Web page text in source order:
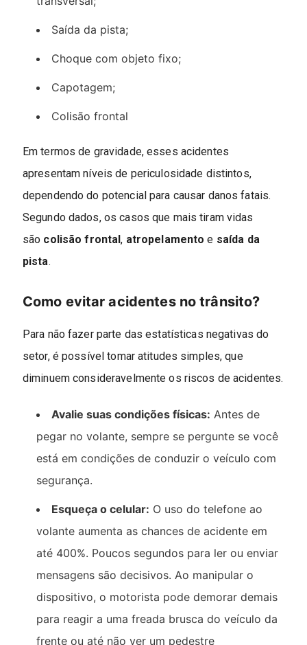
Saída da pista;
Choque com objeto fixo;
Capotagem;
Colisão frontal
Em termos de gravidade, esses acidentes
apresentam níveis de periculosidade distintos,
dependendo do potencial para causar danos fatais.
Segundo dados, os casos que mais tiram vidas
são colisão frontal, atropelamento e saída da
pista.
Como evitar acidentes no trânsito?
Para não fazer parte das estatísticas negativas do
setor, é possível tomar atitudes simples, que
diminuem consideravelmente os riscos de acidentes.
Avalie suas condições físicas: Antes de
pegar no volante, sempre se pergunte se você
está em condições de conduzir o veículo com
segurança.
Esqueça o celular: O uso do telefone ao
volante aumenta as chances de acidente em
até 400%. Poucos segundos para ler ou enviar
mensagens são decisivos. Ao manipular o
dispositivo, o motorista pode demorar demais
para reagir a uma freada brusca do veículo da
frente ou até não ver um pedestre